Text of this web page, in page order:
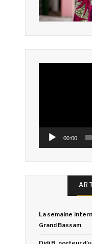
00:00
La semaine
Grand Bassam